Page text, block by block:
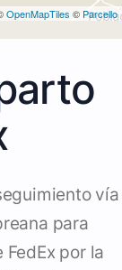
OpenMapTiles © Parcello
vía
para
por la